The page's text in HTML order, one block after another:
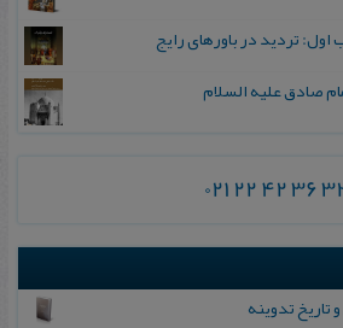
تردید در باورهای رایج
صادق علیه السلام
021 22 42 36
تدوینه